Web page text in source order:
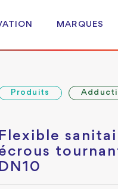
MARQUES
Produits
Flexible
DN10